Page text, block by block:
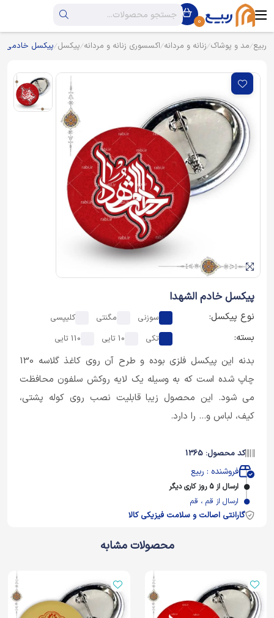
0
ربیع مد و پوشاک زنانه و مردانه اکسسوری زنانه و مردانه پیکسل پیکسل خادمی
پیکسل خادم الشهدا
نوع پیکسل: سوزنی مگنتی کلیپسی
بسته: تکی 10 تایی 110 تایی
بدنه این پیکسل فلزی بوده و طرح آن روی کاغذ گلاسه 130
چاپ شده است که به وسیله یک لایه روکش سلفون محافظت
می شود. این محصول زیبا قابلیت نصب روی کوله پشتی،
کیف، لباس و... را دارد.
کد محصول: 1365
فروشنده : ربیع
ارسال از 5 روز کاری دیگر
ارسال از قم ، قم
گارانتی اصالت و سلامت فیزیکی کالا
محصولات مشابه